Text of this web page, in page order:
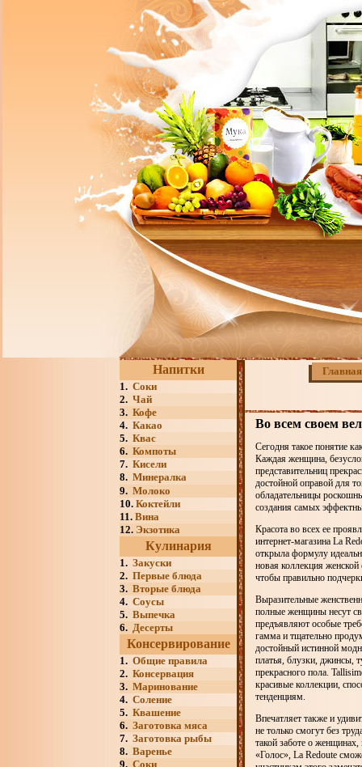
Напитки
1. Соки
2. Чай
3. Кофе
4. Какао
5. Квас
6. Компоты
7. Кисели
8. Минералка
9. Молоко
10. Коктейли
11. Вина
12. Экзотика
Кулинария
1. Закуски
2. Первые блюда
3. Вторые блюда
4. Соусы
5. Выпечка
6. Десерты
Консервирование
1. Общие правила
2. Консервация
3. Маринование
4. Соление
5. Квашение
6. Заготовка мяса
7. Заготовка рыбы
8. Варенье
9. Соки
Главная
Во всем своем
Сегодня такое понятие
Каждая женщина,
представительниц
достойной оправой для
обладательницы
создания самых
Красота во всех ее
интернет-магазина La
открыла формулу
новая коллекция
чтобы правильно
Выразительные
полные женщины несут
предъявляют особые
гамма и тщательно
достойный истинной
платья, блузки, джинсы,
прекрасного пола.
красивые коллекции,
тенденциям.
Впечатляет также и
не только смогут без
такой заботе о
«Голос», La Redoute